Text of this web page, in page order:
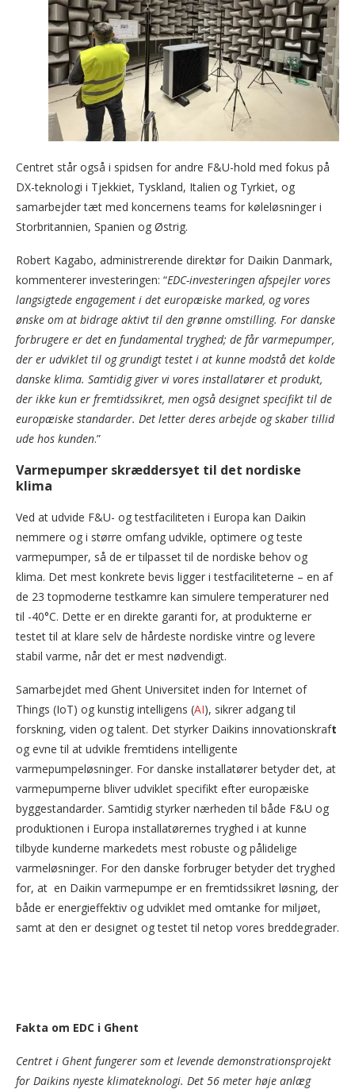
Centret står også i spidsen for andre F&U-hold med fokus på
DX-teknologi i Tjekkiet, Tyskland, Italien og Tyrkiet, og
samarbejder tæt med koncernens teams for køleløsninger i
Storbritannien, Spanien og Østrig.
Robert Kagabo, administrerende direktør for Daikin Danmark,
kommenterer investeringen: “EDC-investeringen afspejler vores
langsigtede engagement i det europæiske marked, og vores
ønske om at bidrage aktivt til den grønne omstilling. For danske
forbrugere er det en fundamental tryghed; de får varmepumper,
der er udviklet til og grundigt testet i at kunne modstå det kolde
danske klima. Samtidig giver vi vores installatører et produkt,
der ikke kun er fremtidssikret, men også designet specifikt til de
europæiske standarder. Det letter deres arbejde og skaber tillid
ude hos kunden.”
Varmepumper skræddersyet til det nordiske
klima
Ved at udvide F&U- og testfaciliteten i Europa kan Daikin
nemmere og i større omfang udvikle, optimere og teste
varmepumper, så de er tilpasset til de nordiske behov og
klima. Det mest konkrete bevis ligger i testfaciliteterne – en af
de 23 topmoderne testkamre kan simulere temperaturer ned
til -40°C. Dette er en direkte garanti for, at produkterne er
testet til at klare selv de hårdeste nordiske vintre og levere
stabil varme, når det er mest nødvendigt.
Samarbejdet med Ghent Universitet inden for Internet of
Things (IoT) og kunstig intelligens (AI), sikrer adgang til
forskning, viden og talent. Det styrker Daikins innovationskraft
og evne til at udvikle fremtidens intelligente
varmepumpeløsninger. For danske installatører betyder det, at
varmepumperne bliver udviklet specifikt efter europæiske
byggestandarder. Samtidig styrker nærheden til både F&U og
produktionen i Europa installatørernes tryghed i at kunne
tilbyde kunderne markedets mest robuste og pålidelige
varmeløsninger. For den danske forbruger betyder det tryghed
for, at en Daikin varmepumpe er en fremtidssikret løsning, der
både er energieffektiv og udviklet med omtanke for miljøet,
samt at den er designet og testet til netop vores breddegrader.
Fakta om EDC i Ghent
Centret i Ghent fungerer som et levende demonstrationsprojekt
for Daikins nyeste klimateknologi. Det 56 meter høje anlæg